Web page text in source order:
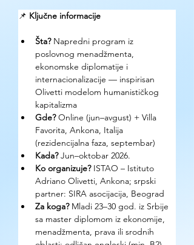
📌 Ključne informacije
Šta? Napredni program iz
poslovnog menadžmenta,
ekonomske diplomatije i
internacionalizacije — inspirisan
Olivetti modelom humanističkog
kapitalizma
Gde? Online (jun–avgust) + Villa
Favorita, Ankona, Italija
(rezidencijalna faza, septembar)
Kada? Jun–oktobar 2026.
Ko organizuje? ISTAO – Istituto
Adriano Olivetti, Ankona; srpski
partner: SIRA asocijacija, Beograd
Za koga? Mladi 23–30 god. iz Srbije
sa master diplomom iz ekonomije,
menadžmenta, prava ili srodnih